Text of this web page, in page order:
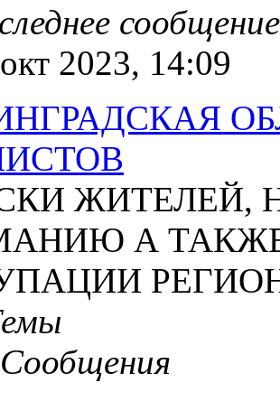
сообщение
2023, 14:09
ЖИТЕЛЕЙ,
А
Сообщения